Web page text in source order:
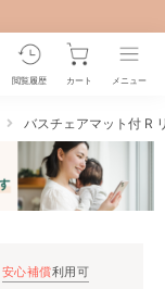
閲覧履歴 カート メニュー
バスチェアマット付 R
安心補償利用可